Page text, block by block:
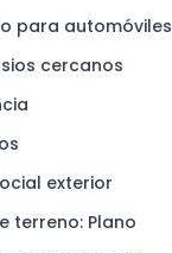
para automóviles
cercanos
exterior
terreno: Plano